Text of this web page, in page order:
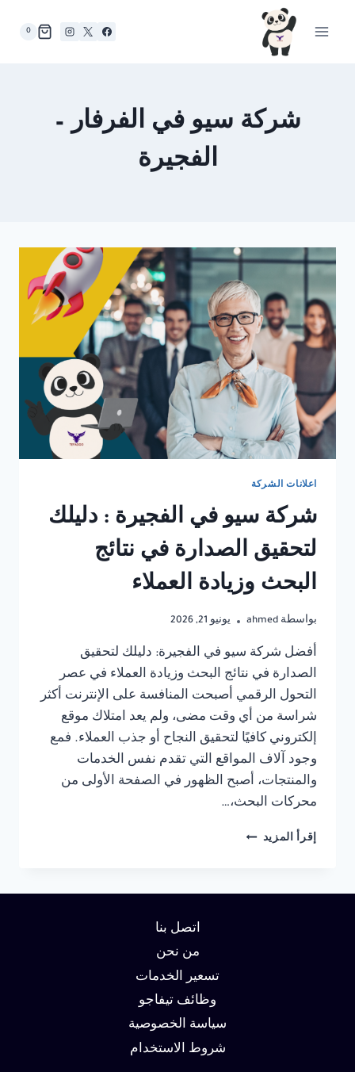
0
شركة سيو في الفرفار –
الفجيرة
اعلانات الشركة
شركة سيو في الفجيرة : دليلك
لتحقيق الصدارة في نتائج
البحث وزيادة العملاء
بواسطة ahmed يونيو 21, 2026
أفضل شركة سيو في الفجيرة: دليلك لتحقيق
الصدارة في نتائج البحث وزيادة العملاء في عصر
التحول الرقمي أصبحت المنافسة على الإنترنت أكثر
شراسة من أي وقت مضى، ولم يعد امتلاك موقع
إلكتروني كافيًا لتحقيق النجاح أو جذب العملاء. فمع
وجود آلاف المواقع التي تقدم نفس الخدمات
والمنتجات، أصبح الظهور في الصفحة الأولى من
محركات البحث،…
إقرأ المزيد شركة
اتصل بنا
من نحن
تسعير الخدمات
وظائف تيفاجو
سياسة الخصوصية
شروط الاستخدام